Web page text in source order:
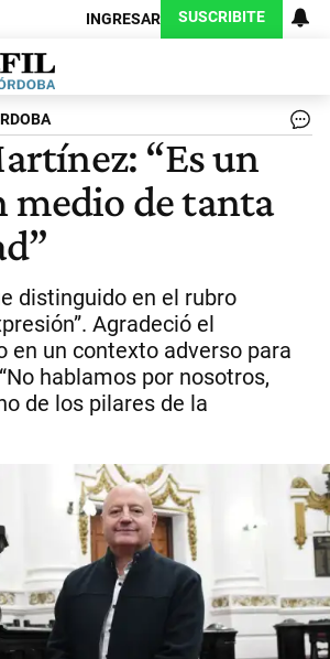
INGRESAR SUSCRIBITE
“Es un
medio de tanta
distinguido en el rubro
Agradeció el
en un contexto adverso para
hablamos por nosotros,
de los pilares de la